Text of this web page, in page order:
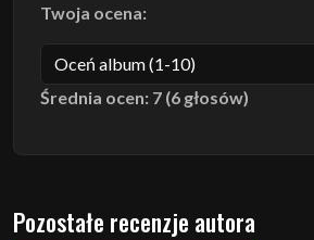
Twoja ocena:
Średnia ocen: 7 (6 głosów)
Pozostałe recenzje autora